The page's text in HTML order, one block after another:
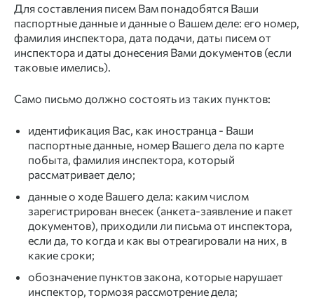
Для составления писем Вам понадобятся Ваши
паспортные данные и данные о Вашем деле: его номер,
фамилия инспектора, дата подачи, даты писем от
инспектора и даты донесения Вами документов (если
таковые имелись).
Само письмо должно состоять из таких пунктов:
идентификация Вас, как иностранца - Ваши
паспортные данные, номер Вашего дела по карте
побыта, фамилия инспектора, который
рассматривает дело;
данные о ходе Вашего дела: каким числом
зарегистрирован внесек (анкета-заявление и пакет
документов), приходили ли письма от инспектора,
если да, то когда и как вы отреагировали на них, в
какие сроки;
обозначение пунктов закона, которые нарушает
инспектор, тормозя рассмотрение дела;